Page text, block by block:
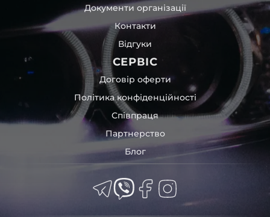
Документи організації
Контакти
Відгуки
СЕРВІС
Договір оферти
Політика конфіденційності
Співпраця
Партнерство
Блог